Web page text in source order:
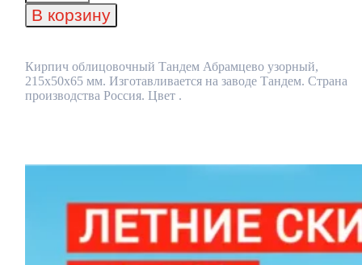
облицовочный
Тандем
215x50x65
мм
В корзину
Кирпич облицовочный Тандем Абрамцево узорный,
215x50x65 мм. Изготавливается на заводе Тандем. Страна
производства Россия. Цвет .